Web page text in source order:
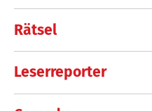
Rätsel
Leserreporter